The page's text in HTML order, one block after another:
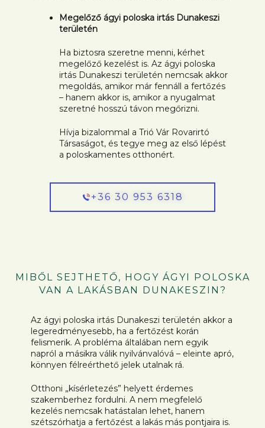
Megelőző ágyi poloska irtás Dunakeszi
területén
Ha biztosra szeretne menni, kérhet
megelőző kezelést is. Az ágyi poloska
irtás Dunakeszi területén nemcsak akkor
megoldás, amikor már fennáll a fertőzés
– hanem akkor is, amikor a nyugalmat
szeretné hosszú távon megőrizni.
Hívja bizalommal a Trió Vár Rovarirtó
Társaságot, és tegye meg az első lépést
a poloskamentes otthonért.
+36 30 953 6318
MIBŐL SEJTHETŐ, HOGY ÁGYI POLOSKA
VAN A LAKÁSBAN DUNAKESZIN?
Az ágyi poloska irtás Dunakeszi területén akkor a
legeredményesebb, ha a fertőzést korán
felismerik. A probléma általában nem egyik
napról a másikra válik nyilvánvalóvá – eleinte apró,
könnyen félreérthető jelek utalnak rá.
Otthoni „kísérletezés” helyett érdemes
szakemberhez fordulni. A nem megfelelő
kezelés nemcsak hatástalan lehet, hanem
szétszórhatja a fertőzést a lakás más pontjaira is.